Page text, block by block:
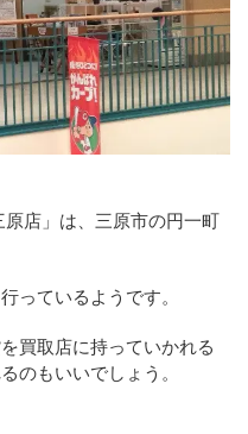
原店」は、三原市の円一町
っているようです。
買取店に持っていかれる
のもいいでしょう。